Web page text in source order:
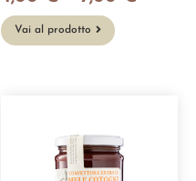
Vai al prodotto